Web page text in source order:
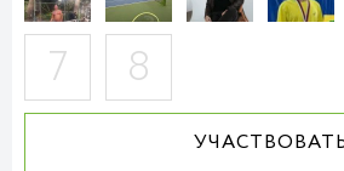
7
8